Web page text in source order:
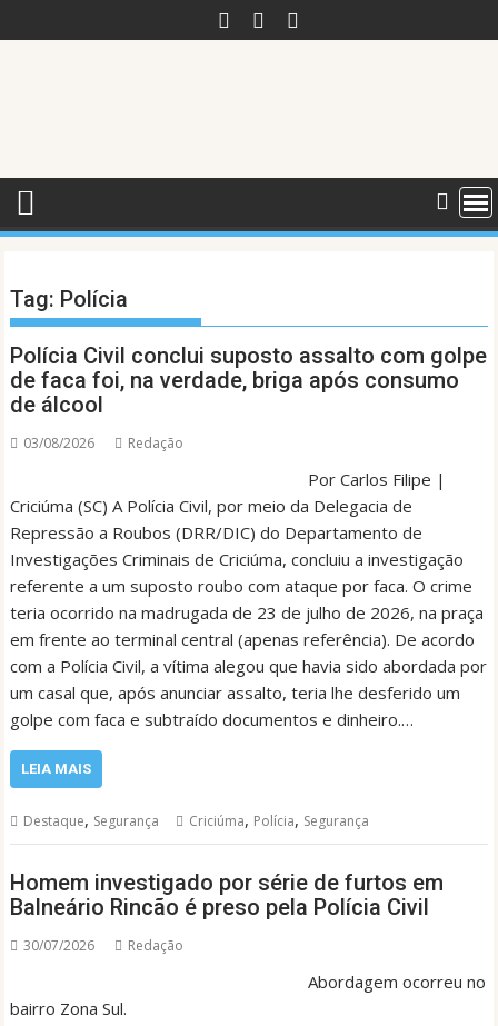
to
Tag: Polícia
Polícia Civil conclui suposto assalto com golpe
de faca foi, na verdade, briga após consumo
de álcool
03/08/2026 Redação
Por Carlos Filipe |
Criciúma (SC) A Polícia Civil, por meio da Delegacia de
Repressão a Roubos (DRR/DIC) do Departamento de
Investigações Criminais de Criciúma, concluiu a investigação
referente a um suposto roubo com ataque por faca. O crime
teria ocorrido na madrugada de 23 de julho de 2026, na praça
em frente ao terminal central (apenas referência). De acordo
com a Polícia Civil, a vítima alegou que havia sido abordada por
um casal que, após anunciar assalto, teria lhe desferido um
golpe com faca e subtraído documentos e dinheiro.…
LEIA MAIS
Destaque, Segurança Criciúma, Polícia, Segurança
Homem investigado por série de furtos em
Balneário Rincão é preso pela Polícia Civil
30/07/2026 Redação
Abordagem ocorreu no
bairro Zona Sul.